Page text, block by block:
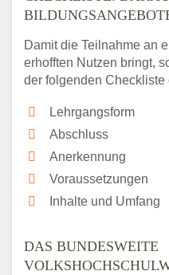
Damit die Teilnahme an
erhofften Nutzen bringt,
der folgenden Checkliste
Lehrgangsform
Abschluss
Anerkennung
Voraussetzungen
Inhalte und Umfang
DAS BUNDESWEITE